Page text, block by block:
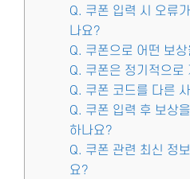
Q. 쿠폰 입력 시 오류
나요?
Q. 쿠폰으로 어떤 보
Q. 쿠폰은 정기적으로
Q. 쿠폰 코드를 다른
Q. 쿠폰 입력 후 보상
하나요?
Q. 쿠폰 관련 최신 정
요?